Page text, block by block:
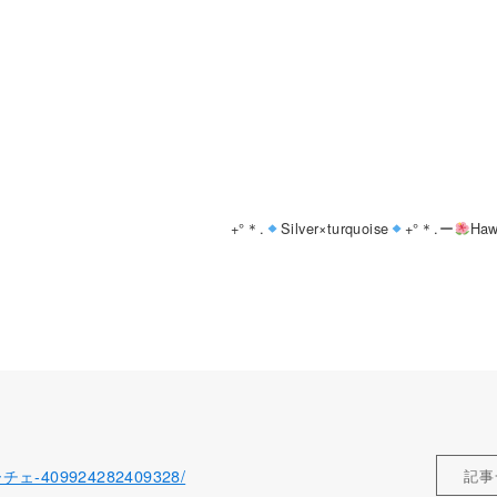
+°＊. Silver×turquoise +°＊.ー
ェ-409924282409328/ 記